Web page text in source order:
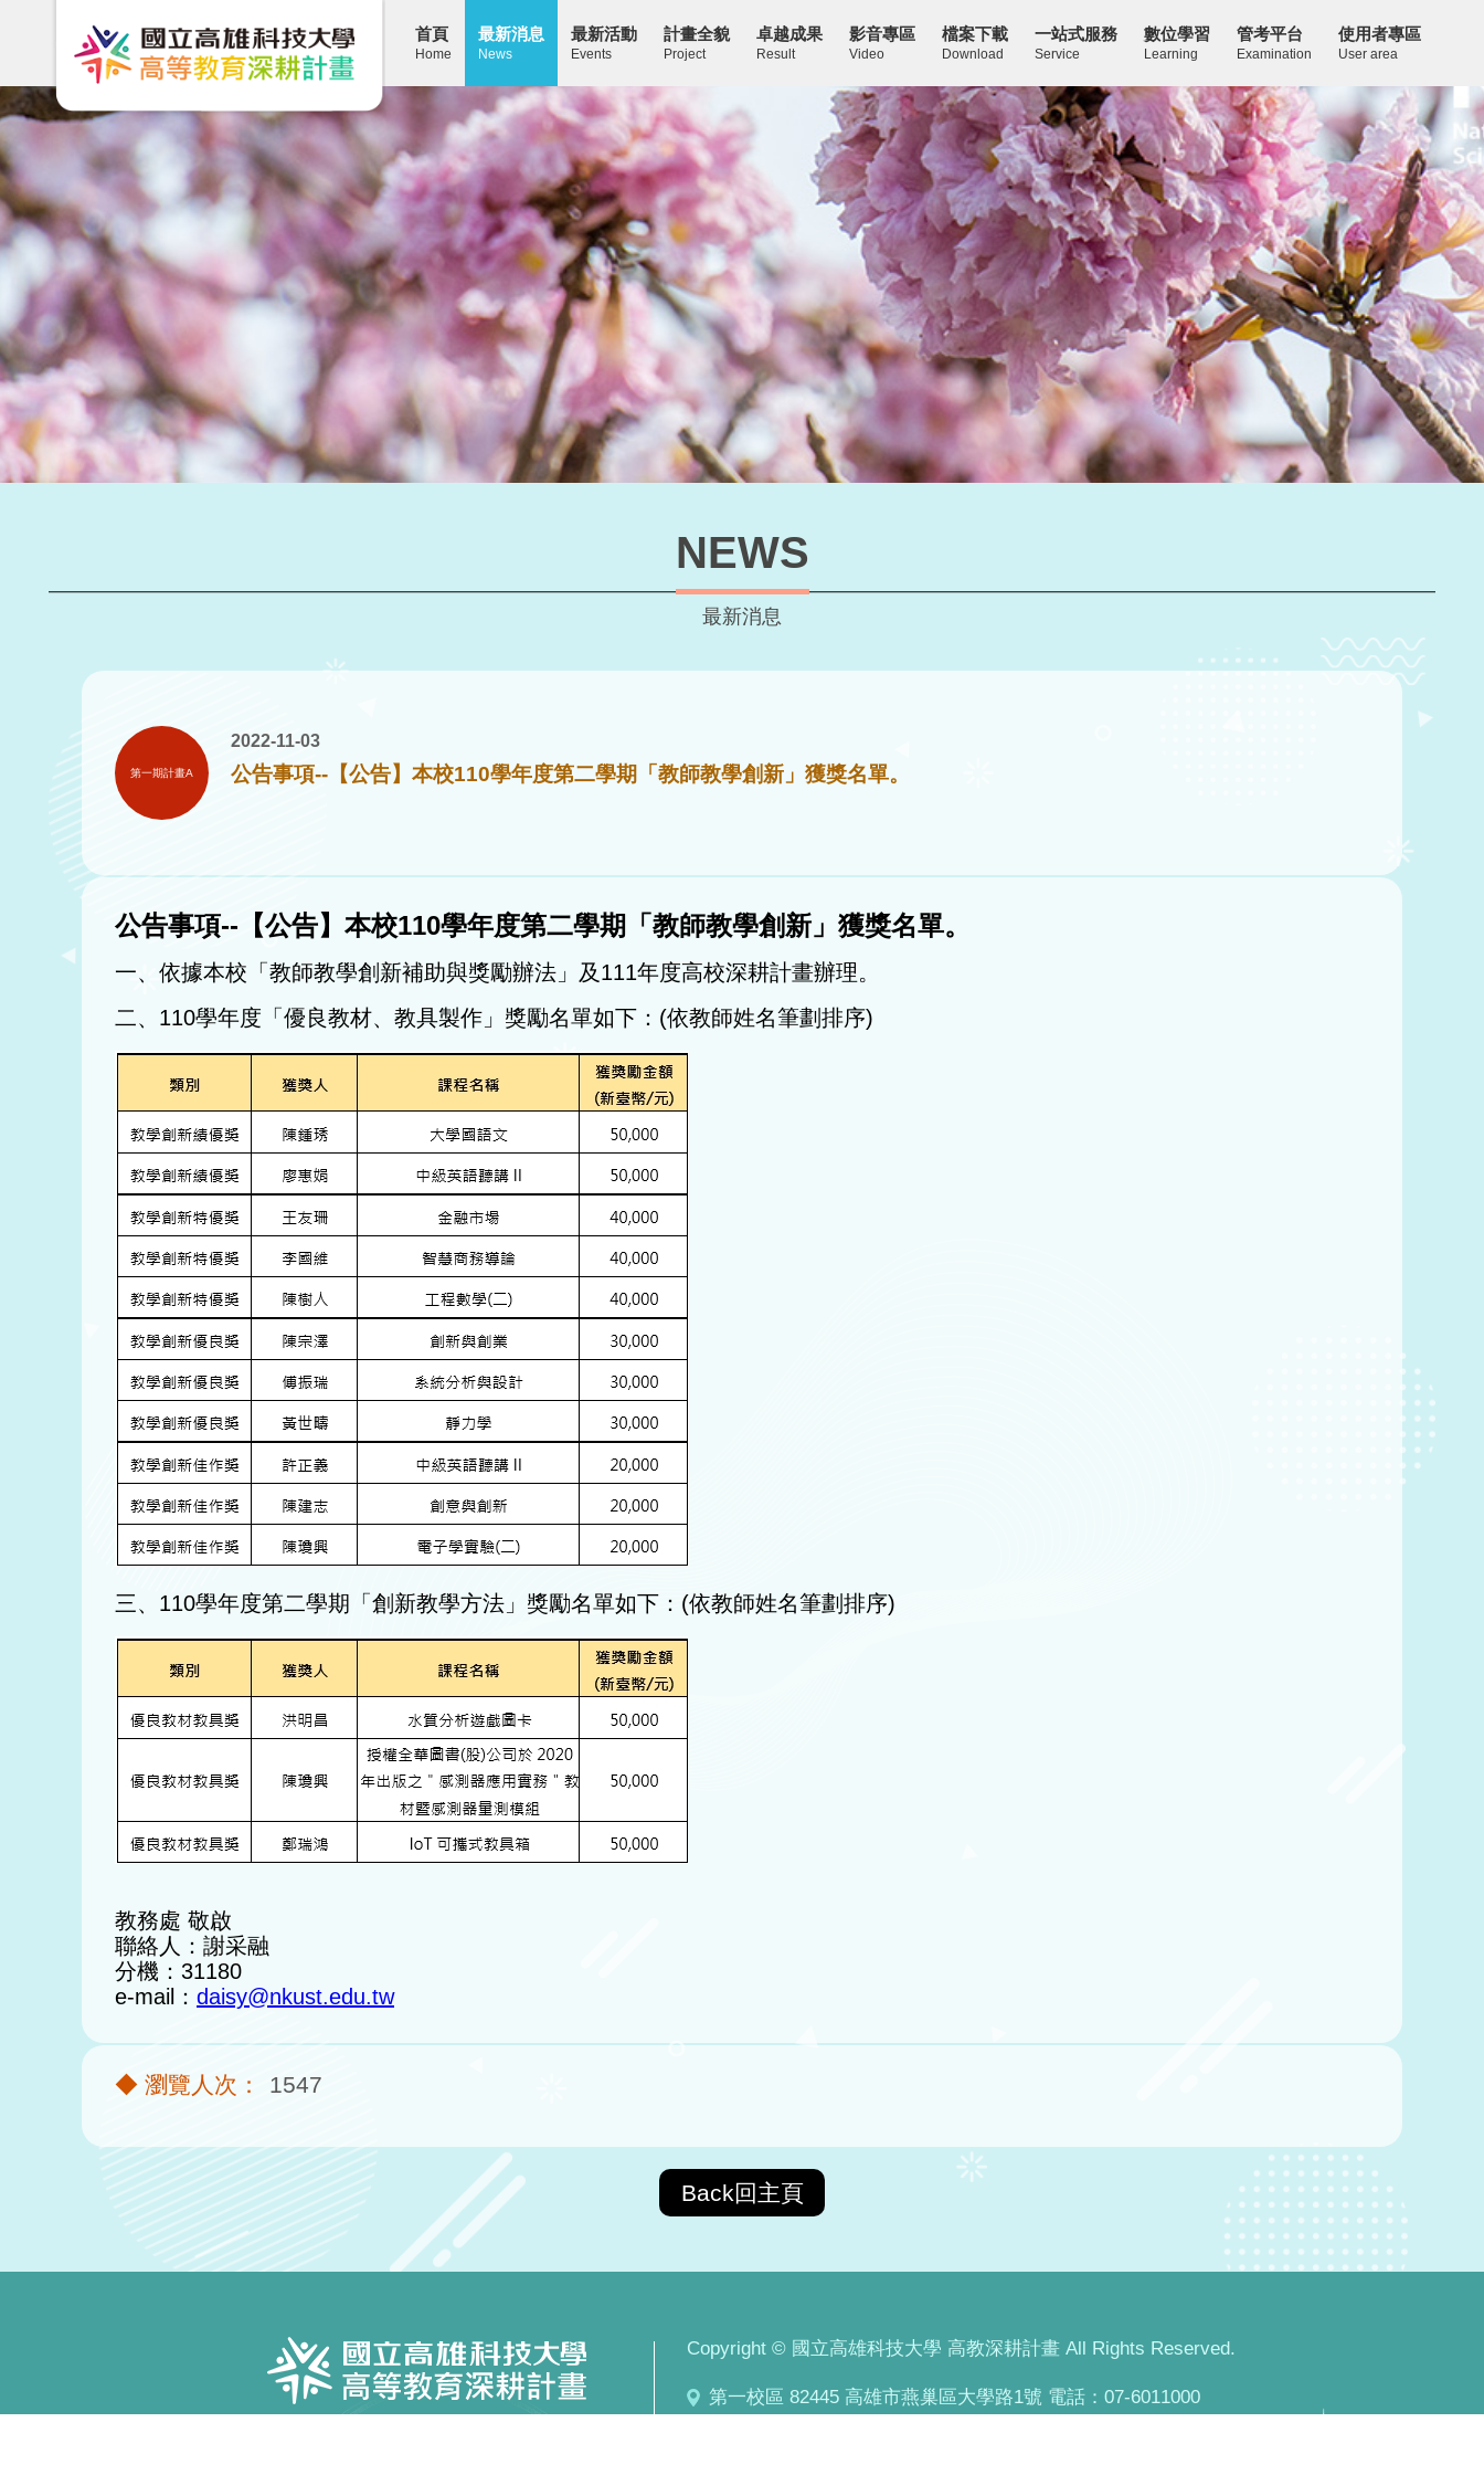
首頁
Home
最新消息
News
最新活動
Events
計畫全貌
Project
卓越成果
Result
影音專區
Video
檔案下載
Download
一站式服務
Service
數位學習
Learning
管考平台
Examination
使用者專區
User area
NEWS
最新消息
第一期計畫A
2022-11-03
公告事項--【公告】本校110學年度第二學期「教師教學創新」獲獎名單。
公告事項--【公告】本校110學年度第二學期「教師教學創新」獲獎名單。
一、依據本校「教師教學創新補助與獎勵辦法」及111年度高校深耕計畫辦理。
二、110學年度「優良教材、教具製作」獎勵名單如下：(依教師姓名筆劃排序)
三、110學年度第二學期「創新教學方法」獎勵名單如下：(依教師姓名筆劃排序)
教務處 敬啟
聯絡人：謝采融
分機：31180
e-mail： daisy@nkust.edu.tw
1547
Back回主頁
Copyright © 國立高雄科技大學 高教深耕計畫 All Rights Reserved.
第一校區 82445 高雄市燕巢區大學路1號 電話：07-6011000